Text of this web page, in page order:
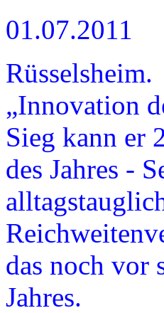
01.07.2011
„Innovation
Sieg kann er
des Jahres -
das noch vor
Jahres.